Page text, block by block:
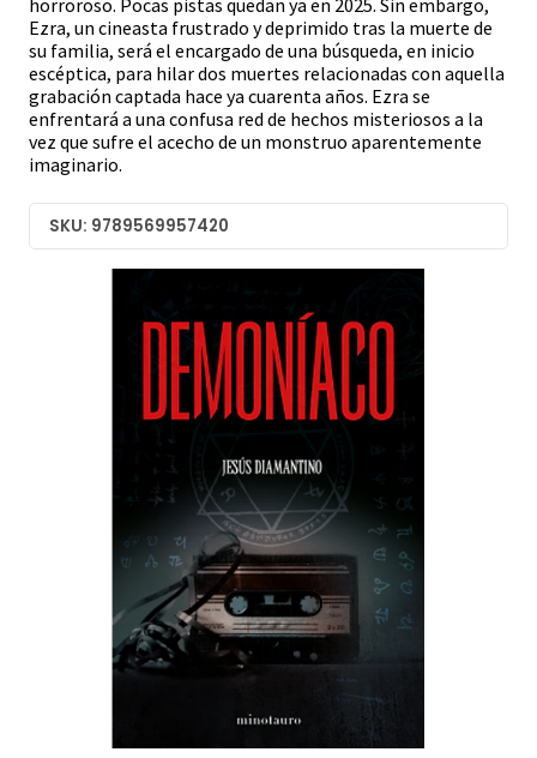
horroroso. Pocas pistas quedan ya en 2025. Sin embargo,
Ezra, un cineasta frustrado y deprimido tras la muerte de
su familia, será el encargado de una búsqueda, en inicio
escéptica, para hilar dos muertes relacionadas con aquella
grabación captada hace ya cuarenta años. Ezra se
enfrentará a una confusa red de hechos misteriosos a la
vez que sufre el acecho de un monstruo aparentemente
imaginario.
SKU: 9789569957420